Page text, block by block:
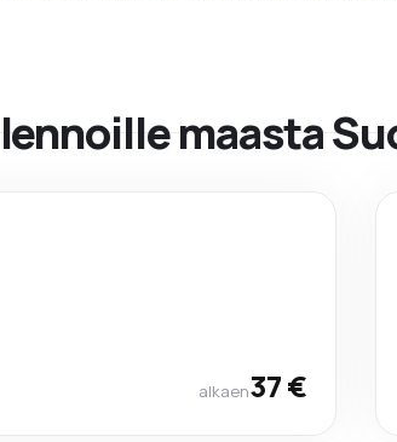
maasta
alkaen37 €